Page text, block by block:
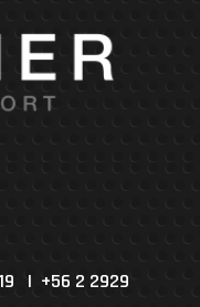
| +56 2 2929